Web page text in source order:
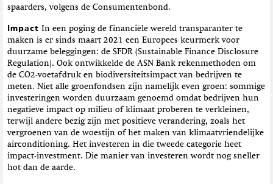
spaarders, volgens de Consumentenbond.
Impact In een poging de financiële wereld transparanter te
maken is er sinds maart 2021 een Europees keurmerk voor
duurzame beleggingen: de SFDR (Sustainable Finance Disclosure
Regulation). Ook ontwikkelde de ASN Bank rekenmethoden om
de CO2-voetafdruk en biodiversiteitsimpact van bedrijven te
meten. Niet alle groenfondsen zijn namelijk even groen: sommige
investeringen worden duurzaam genoemd omdat bedrijven hun
negatieve impact op milieu of klimaat proberen te verkleinen,
terwijl andere bezig zijn met positieve verandering, zoals het
vergroenen van de woestijn of het maken van klimaatvriendelijke
airconditioning. Het investeren in die tweede categorie heet
impact-investment. Die manier van investeren wordt nog sneller
hot dan de aarde.